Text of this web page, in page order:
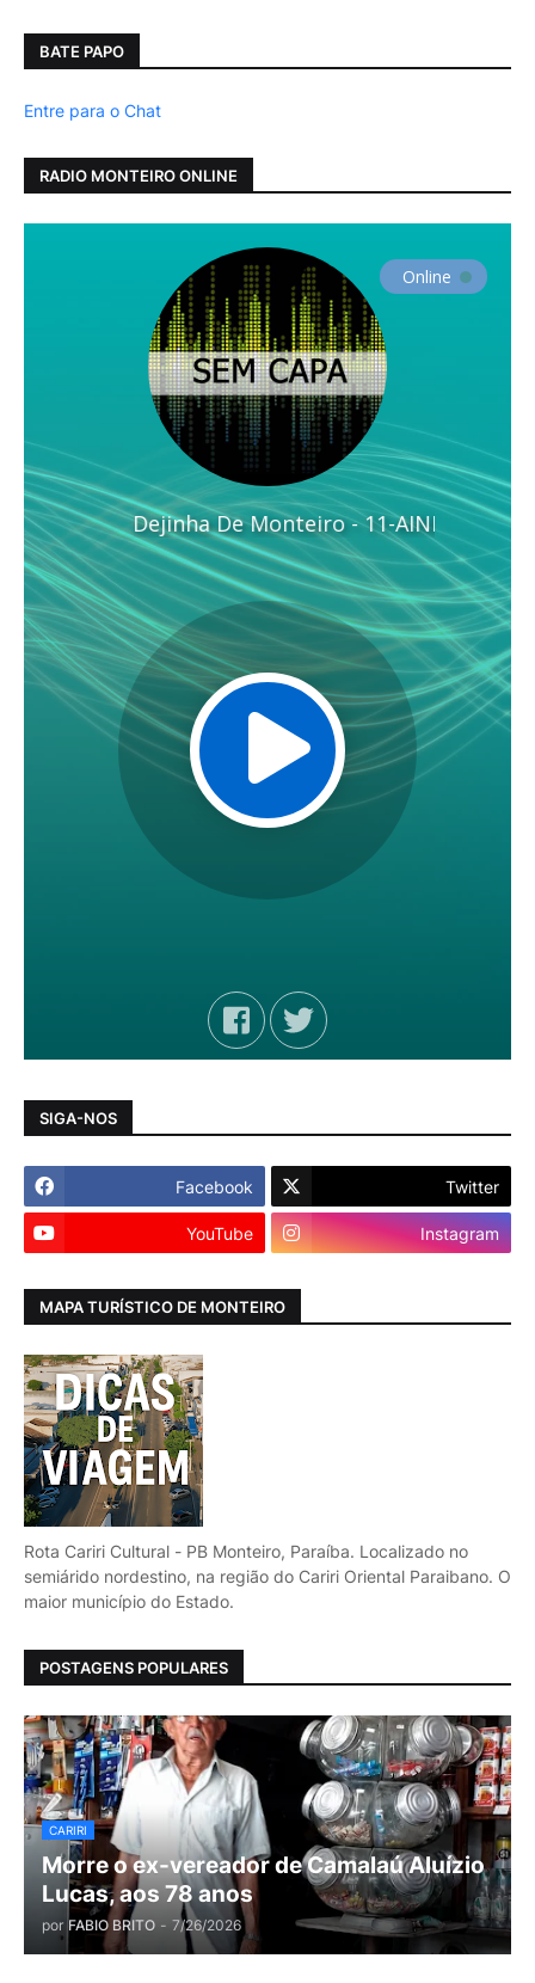
BATE PAPO
Entre para o Chat
RADIO MONTEIRO ONLINE
SIGA-NOS
Facebook Twitter
YouTube Instagram
MAPA TURÍSTICO DE MONTEIRO
Rota Cariri Cultural - PB Monteiro, Paraíba. Localizado no
semiárido nordestino, na região do Cariri Oriental Paraibano. O
maior município do Estado.
POSTAGENS POPULARES
CARIRI
Morre o ex-vereador de Camalaú Aluízio
Lucas, aos 78 anos
por FABIO BRITO - 7/26/2026